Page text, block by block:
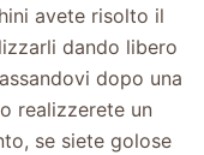
avete risolto il
dando libero
dopo una
realizzerete un
se siete golose